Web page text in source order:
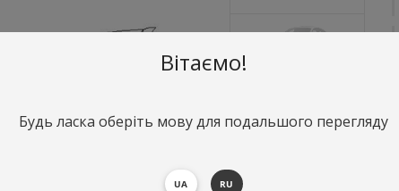
Вітаємо!
Будь ласка оберіть мову для подальшого перегляду
UA RU